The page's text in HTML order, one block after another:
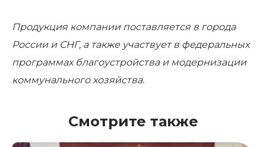
Продукция компании поставляется в города
России и СНГ, а также участвует в федеральных
программах благоустройства и модернизации
коммунального хозяйства.
Смотрите также